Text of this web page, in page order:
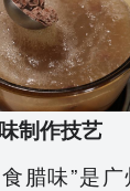
制作技艺
腊味”是